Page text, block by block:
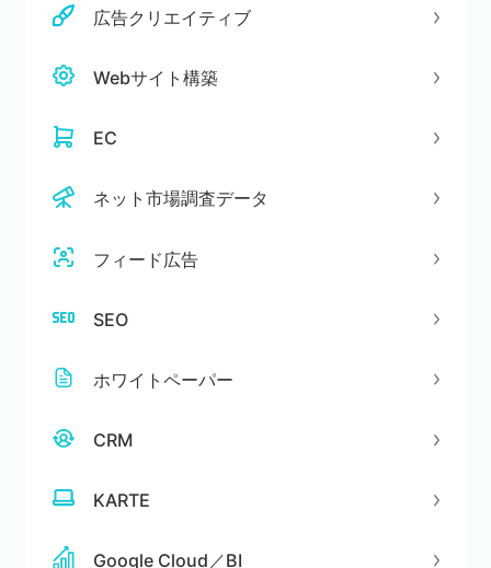
広告クリエイティブ
Webサイト構築
EC
ネット市場調査データ
フィード広告
SEO
ホワイトペーパー
CRM
KARTE
Google Cloud／BI